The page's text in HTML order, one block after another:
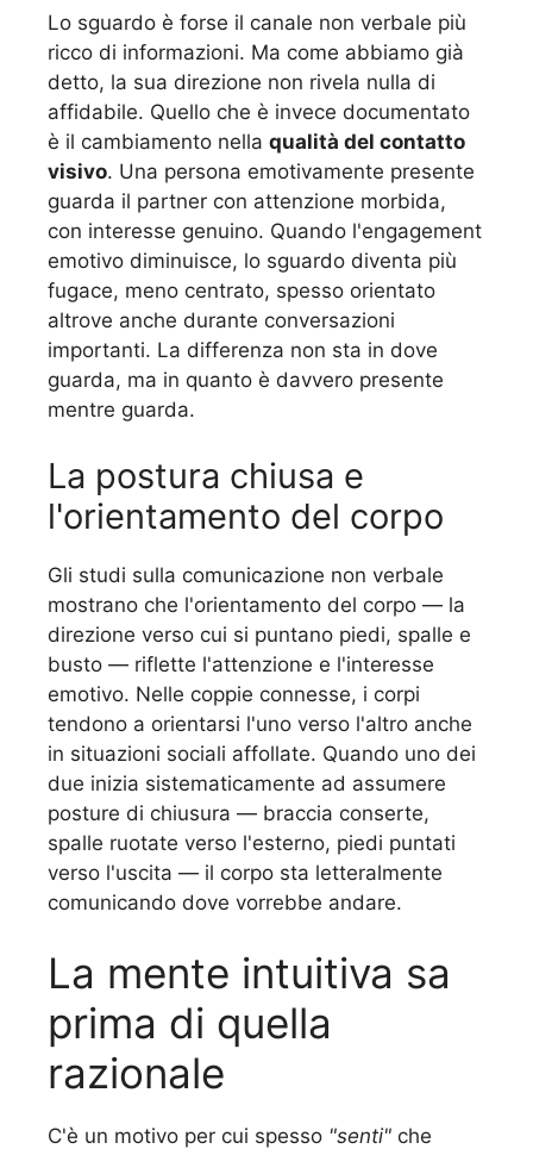
Lo sguardo è forse il canale non verbale più
ricco di informazioni. Ma come abbiamo già
detto, la sua direzione non rivela nulla di
affidabile. Quello che è invece documentato
è il cambiamento nella qualità del contatto
visivo. Una persona emotivamente presente
guarda il partner con attenzione morbida,
con interesse genuino. Quando l'engagement
emotivo diminuisce, lo sguardo diventa più
fugace, meno centrato, spesso orientato
altrove anche durante conversazioni
importanti. La differenza non sta in dove
guarda, ma in quanto è davvero presente
mentre guarda.
La postura chiusa e
l'orientamento del corpo
Gli studi sulla comunicazione non verbale
mostrano che l'orientamento del corpo — la
direzione verso cui si puntano piedi, spalle e
busto — riflette l'attenzione e l'interesse
emotivo. Nelle coppie connesse, i corpi
tendono a orientarsi l'uno verso l'altro anche
in situazioni sociali affollate. Quando uno dei
due inizia sistematicamente ad assumere
posture di chiusura — braccia conserte,
spalle ruotate verso l'esterno, piedi puntati
verso l'uscita — il corpo sta letteralmente
comunicando dove vorrebbe andare.
La mente intuitiva sa
prima di quella
razionale
C'è un motivo per cui spesso "senti" che